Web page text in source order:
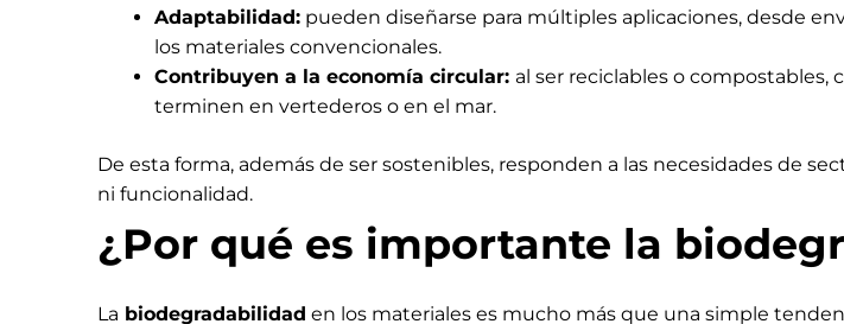
Adaptabilidad: pueden diseñarse para múltiples aplicaciones, desde
los materiales convencionales.
Contribuyen a la economía circular: al ser reciclables o
terminen en vertederos o en el mar.
De esta forma, además de ser sostenibles, responden a las necesidades de
ni funcionalidad.
¿Por qué es importante la
La biodegradabilidad en los materiales es mucho más que una simple